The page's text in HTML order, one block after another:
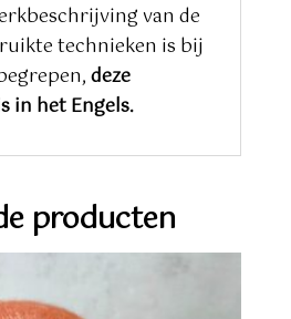
van de
technieken is bij
deze
in het Engels.
producten